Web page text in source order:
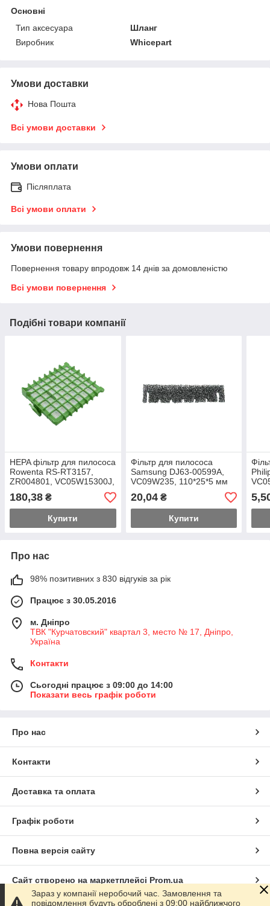
Основні
Тип аксесуара
Шланг
Виробник
Whicepart
Умови доставки
Нова Пошта
Всі умови доставки
Умови оплати
Післяплата
Всі умови оплати
Умови повернення
Повернення товару впродовж 14 днів за домовленістю
Всі умови повернення
Подібні товари компанії
HEPA фільтр для пилососа
Rowenta RS-RT3157,
ZR004801, VC05W15300J,
159*140*26 мм
180,38 ₴
Купити
Фільтр для пилососа
Samsung DJ63-00599A,
VC09W235, 110*25*5 мм
20,04₴
Купити
Про нас
98% позитивних з 830 відгуків за рік
Працює з 30.05.2016
м. Дніпро
ТВК "Курчатовский" квартал 3, место № 17, Дніпро,
Україна
Контакти
Сьогодні працює з 09:00 до 14:00
Показати весь графік роботи
Про нас
Контакти
Доставка та оплата
Графік роботи
Повна версія сайту
Сайт створено на маркетплейсі Prom.ua
Зараз у компанії неробочий час. Замовлення та
повідомлення будуть оброблені з 09:00 найближчого